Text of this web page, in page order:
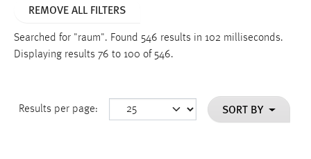
REMOVE ALL FILTERS
Searched for "raum". Found 546 results in 102 milliseconds.
Displaying results 76 to 100 of 546.
Results per page: SORT BY